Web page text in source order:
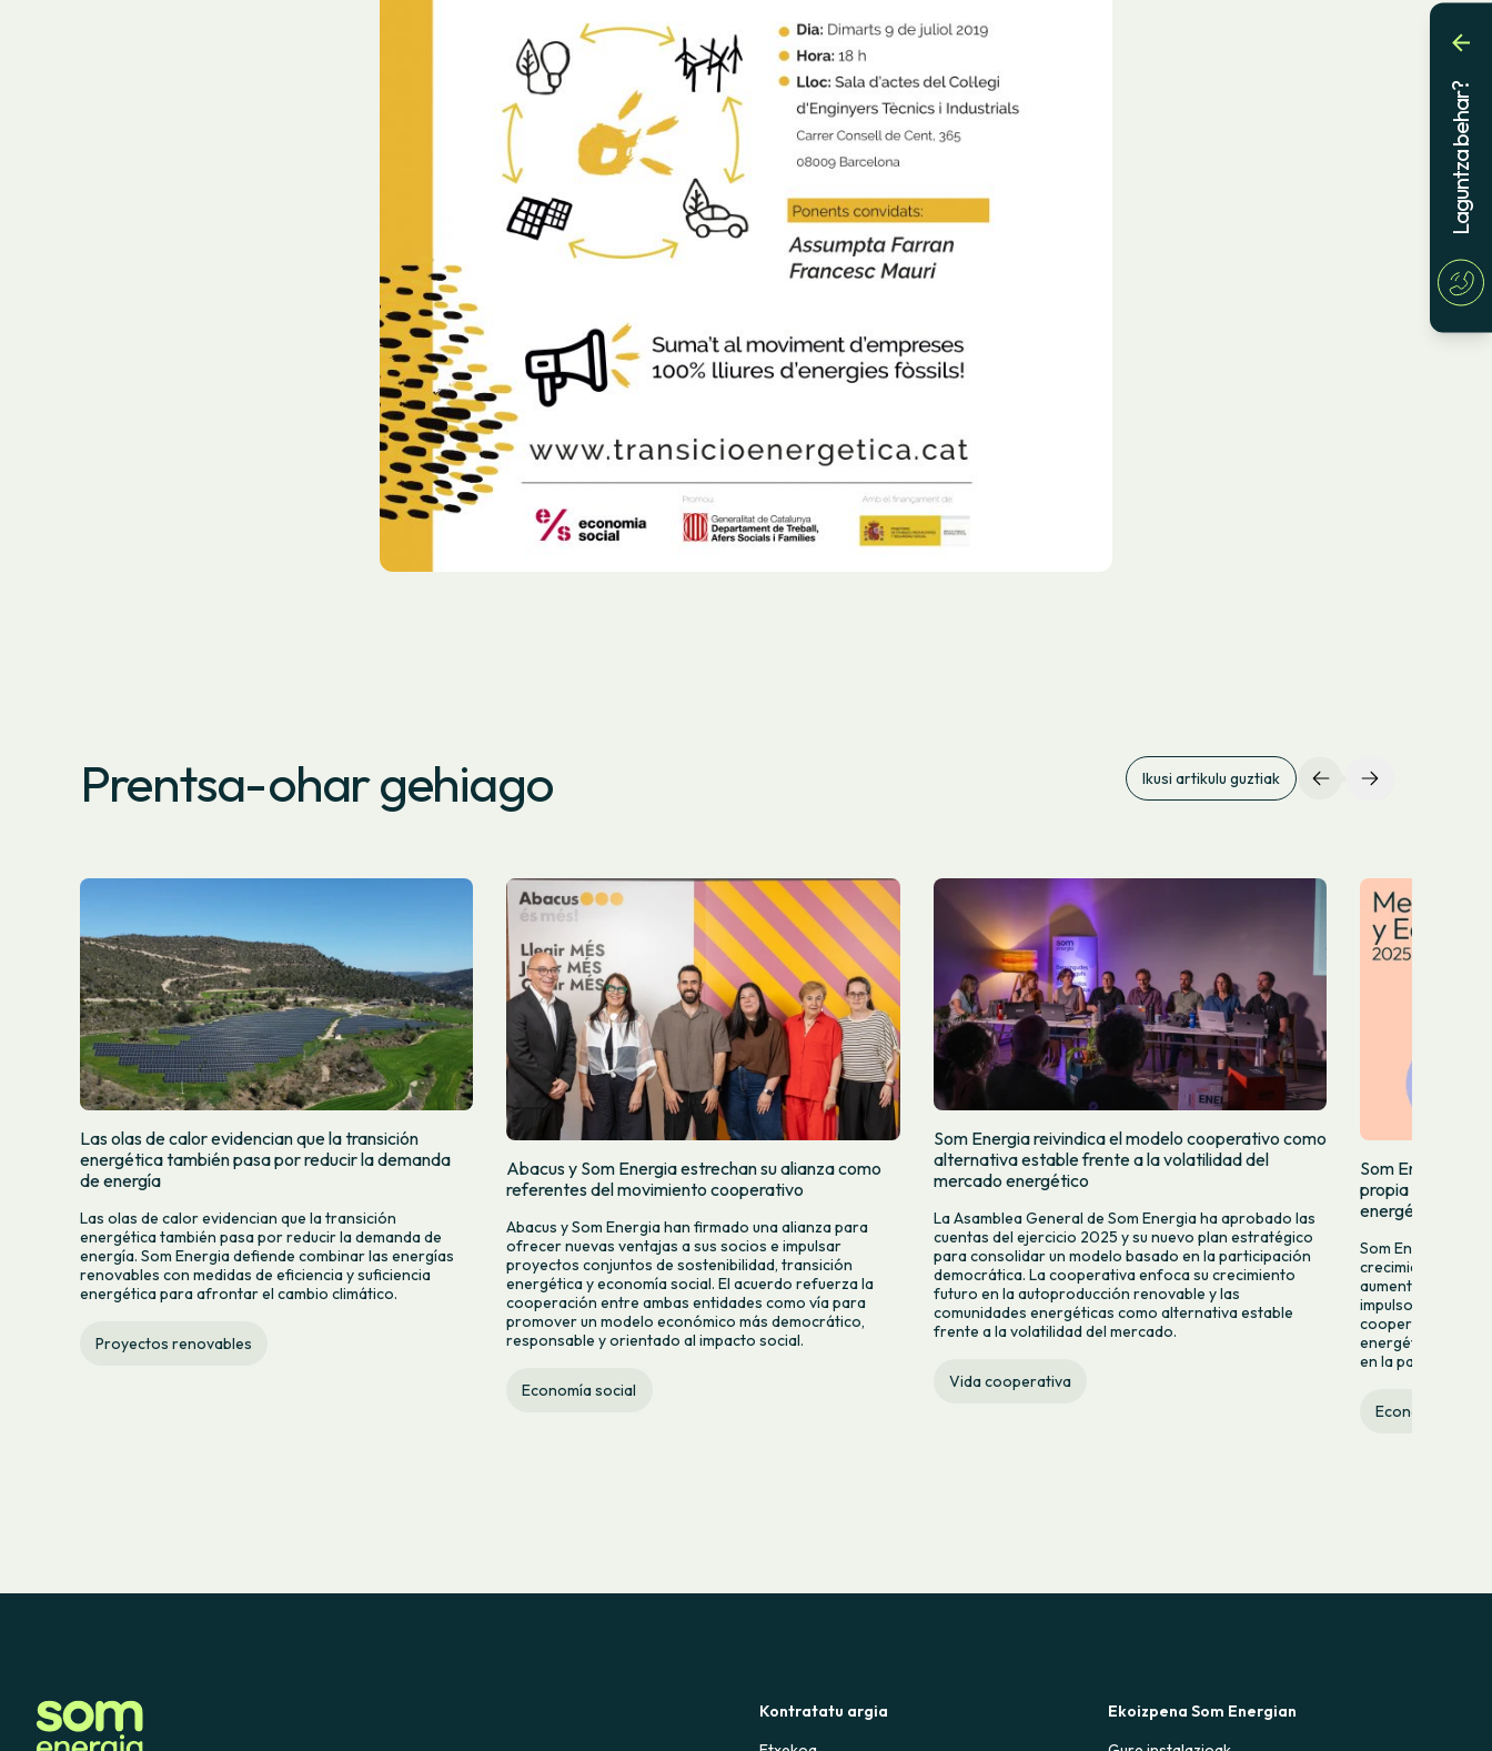
Prentsa-ohar gehiago Ikusi artikulu guztiak
Las olas de calor evidencian que la transición
energética también pasa por reducir la demanda
de energía
Las olas de calor evidencian que la transición
energética también pasa por reducir la demanda de
energía. Som Energia defiende combinar las energías
renovables con medidas de eficiencia y suficiencia
energética para afrontar el cambio climático.
Proyectos renovables
Abacus y Som Energia estrechan su alianza como
referentes del movimiento cooperativo
Abacus y Som Energia han firmado una alianza para
ofrecer nuevas ventajas a sus socios e impulsar
proyectos conjuntos de sostenibilidad, transición
energética y economía social. El acuerdo refuerza la
cooperación entre ambas entidades como vía para
promover un modelo económico más democrático,
responsable y orientado al impacto social.
Economía social
Som Energia reivindica el modelo cooperativo como
alternativa estable frente a la volatilidad del
mercado energético
La Asamblea General de Som Energia ha aprobado las
cuentas del ejercicio 2025 y su nuevo plan estratégico
para consolidar un modelo basado en la participación
democrática. La cooperativa enfoca su crecimiento
futuro en la autoproducción renovable y las
comunidades energéticas como alternativa estable
frente a la volatilidad del mercado.
Vida cooperativa
Som Energia
propia y acelera
energéticas
Som Energia
crecimiento con
aumento del 9,2%
impulso de
cooperativa
energética
en la
Economía social
Kontratatu argia
Ekoizpena Som Energian
Laguntza behar?